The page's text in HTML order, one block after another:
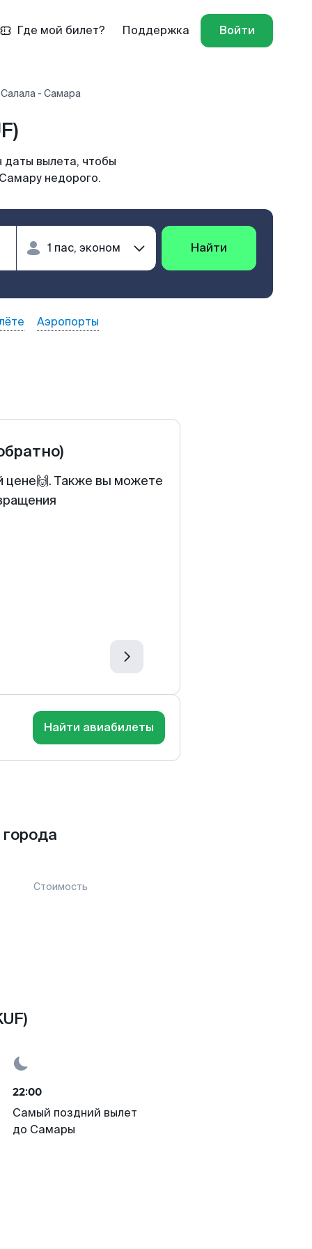
Где мой билет? Поддержка Войти
- Самара
вылета, чтобы
недорого.
Найти
Аэропорты
цене🙌. Также вы можете
Найти авиабилеты
Стоимость
22:00
Самый поздний вылет
до Самары